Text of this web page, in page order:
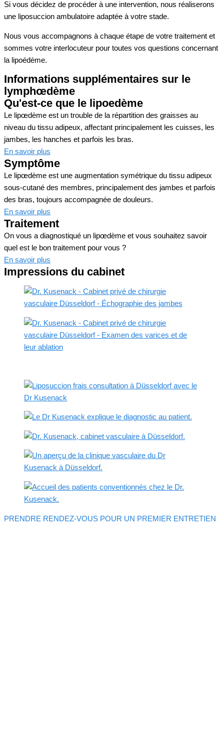
Si vous décidez de procéder à une intervention, nous réaliserons
une liposuccion ambulatoire adaptée à votre stade.
Nous vous accompagnons à chaque étape de votre traitement et
sommes votre interlocuteur pour toutes vos questions concernant
la lipoédème.
Informations supplémentaires sur le
lymphœdème
Qu'est-ce que le lipoedème
Le lipœdème est un trouble de la répartition des graisses au
niveau du tissu adipeux, affectant principalement les cuisses, les
jambes, les hanches et parfois les bras.
En savoir plus
Symptôme
Le lipœdème est une augmentation symétrique du tissu adipeux
sous-cutané des membres, principalement des jambes et parfois
des bras, toujours accompagnée de douleurs.
En savoir plus
Traitement
On vous a diagnostiqué un lipœdème et vous souhaitez savoir
quel est le bon traitement pour vous ?
En savoir plus
Impressions du cabinet
PRENDRE RENDEZ-VOUS POUR UN PREMIER ENTRETIEN